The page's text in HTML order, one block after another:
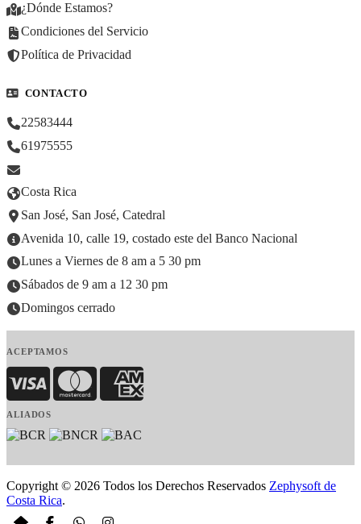
¿Dónde Estamos?
Condiciones del Servicio
Política de Privacidad
CONTACTO
22583444
61975555
Costa Rica
San José, San José, Catedral
Avenida 10, calle 19, costado este del Banco Nacional
Lunes a Viernes de 8 am a 5 30 pm
Sábados de 9 am a 12 30 pm
Domingos cerrado
ACEPTAMOS
Visa MasterCardAmerican Express
ALIADOS
Copyright © 2026 Todos los Derechos Reservados Zephysoft de
Costa Rica.